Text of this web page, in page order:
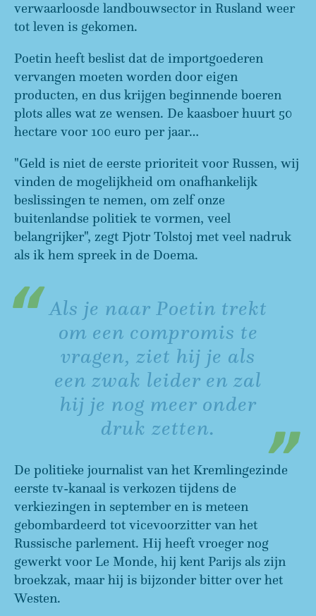
verwaarloosde landbouwsector in Rusland weer
tot leven is gekomen.
Poetin heeft beslist dat de importgoederen
vervangen moeten worden door eigen
producten, en dus krijgen beginnende boeren
plots alles wat ze wensen. De kaasboer huurt 50
hectare voor 100 euro per jaar…
"Geld is niet de eerste prioriteit voor Russen, wij
vinden de mogelijkheid om onafhankelijk
beslissingen te nemen, om zelf onze
buitenlandse politiek te vormen, veel
belangrijker", zegt Pjotr Tolstoj met veel nadruk
als ik hem spreek in de Doema.
Als je naar Poetin trekt
om een compromis te
vragen, ziet hij je als
een zwak leider en zal
hij je nog meer onder
druk zetten.
De politieke journalist van het Kremlingezinde
eerste tv-kanaal is verkozen tijdens de
verkiezingen in september en is meteen
gebombardeerd tot vicevoorzitter van het
Russische parlement. Hij heeft vroeger nog
gewerkt voor Le Monde, hij kent Parijs als zijn
broekzak, maar hij is bijzonder bitter over het
Westen.